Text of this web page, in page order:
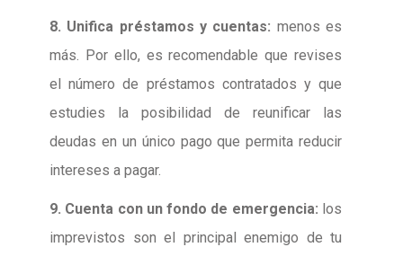
8. Unifica préstamos y cuentas: menos es
más. Por ello, es recomendable que revises
el número de préstamos contratados y que
estudies la posibilidad de reunificar las
deudas en un único pago que permita reducir
intereses a pagar.
9. Cuenta con un fondo de emergencia: los
imprevistos son el principal enemigo de tu